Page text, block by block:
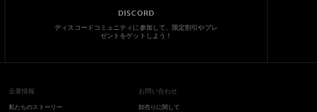
DISCORD
ディスコードコミュニティに参加して、限定割引やプレ
ゼントをゲットしよう！
企業情報
私たちのストーリー
お問い合わせ
卸売りに関して